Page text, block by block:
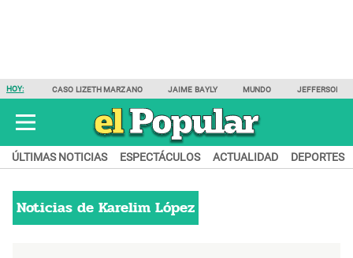
HOY: CASO LIZETH MARZANO JAIME BAYLY MUNDO JEFFERSON
ÚLTIMAS NOTICIAS ESPECTÁCULOS ACTUALIDAD DEPORTES
Noticias de Karelim López